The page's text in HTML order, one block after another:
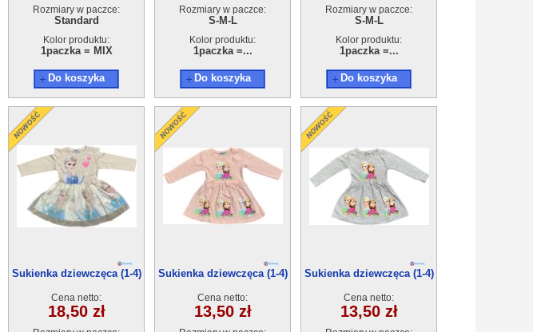
Rozmiary w paczce:
Standard
Kolor produktu:
1paczka = MIX
Do koszyka
Rozmiary w paczce:
S-M-L
Kolor produktu:
1paczka =...
Do koszyka
Rozmiary w paczce:
S-M-L
Kolor produktu:
1paczka =...
Do koszyka
Sukienka dziewczęca (1-4)
Cena netto:
18,50 zł
Sukienka dziewczęca (1-4)
Cena netto:
13,50 zł
Sukienka dziewczęca (1-4)
Cena netto:
13,50 zł